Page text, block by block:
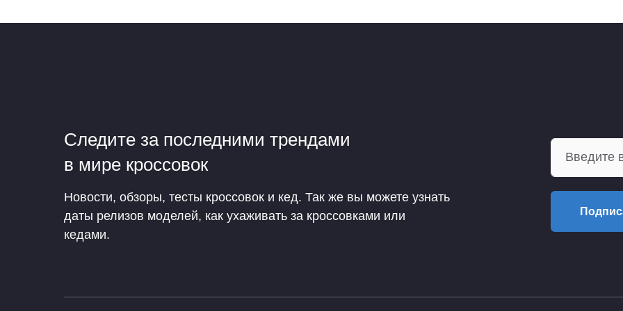
Следите за последними трендами
в мире кроссовок
Новости, обзоры, тесты кроссовок и кед. Так же вы можете узнать
даты релизов моделей, как ухаживать за кроссовками или
кедами.